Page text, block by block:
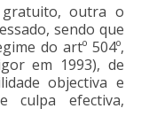
outra o
sendo que
do artº 504º,
em 1993), de
objectiva e
culpa efectiva,